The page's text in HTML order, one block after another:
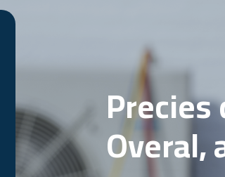
Overal,